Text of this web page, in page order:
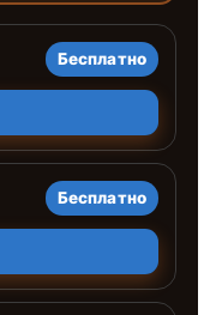
Бесплатно
Бесплатно